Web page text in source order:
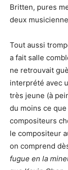
Britten, pures
deux
Tout aussi
a fait salle
ne retrouvait
interprété avec
très jeune (à
du moins ce
compositeurs
le compositeur
on comprend
fugue en la